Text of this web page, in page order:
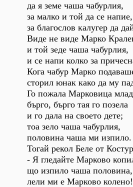
да я земе чаша чабурлия,
за малко и той да се напие,
за благослов калугер да
Виде не виде Марко
и той зеде чаша чабурлия,
и се напи колко за
Кога чабур Марко
сторил юнак како да му
Го пожала Марковица
бърго, бърго тая го позела
и го дала на своето дете;
тоа зело чаша чабурлия,
половина чаша ми изпило.
Тогай рекол Беле от
- Я гледайте Марково
що изпило чаша половина,
лели ми е Марково колено!